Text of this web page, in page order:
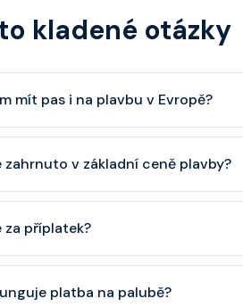
kladené otázky
mít pas i na plavbu v Evropě?
6 měsíců po skončení plavby.
zahrnuto v základní ceně plavby?
(voda, čaj, káva, limonády apod.).
za příplatek?
aktivity.platba na palubě?